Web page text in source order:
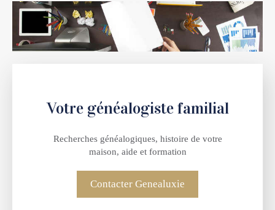
Votre généalogiste familial
Recherches généalogiques, histoire de votre
maison, aide et formation
Contacter Genealuxie